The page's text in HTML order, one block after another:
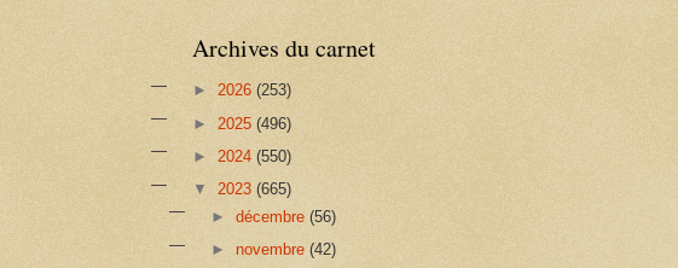
Archives du carnet
► 2026 (253)
► 2025 (496)
► 2024 (550)
▼ 2023 (665)
►décembre(56)
►novembre(42)